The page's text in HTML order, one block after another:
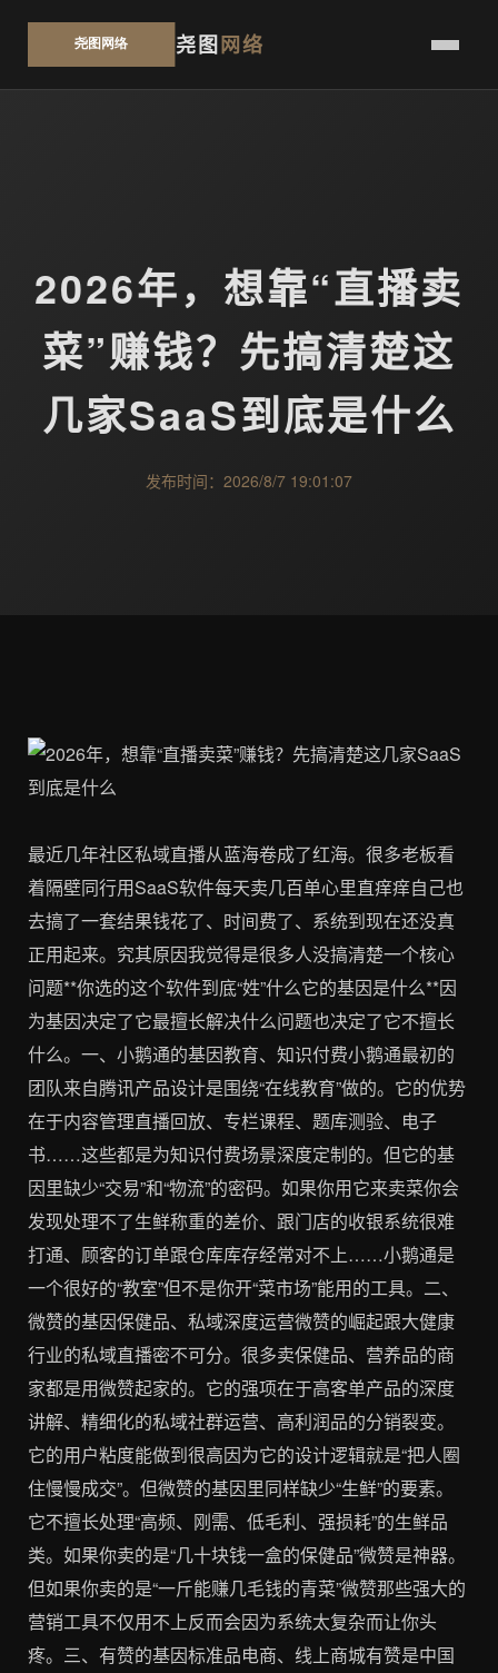
尧图网络
2026年，想靠“直播卖
菜”赚钱？先搞清楚这
几家SaaS到底是什么
发布时间：2026/8/7 19:01:07
最近几年社区私域直播从蓝海卷成了红海。很多老板看
着隔壁同行用SaaS软件每天卖几百单心里直痒痒自己也
去搞了一套结果钱花了、时间费了、系统到现在还没真
正用起来。究其原因我觉得是很多人没搞清楚一个核心
问题**你选的这个软件到底“姓”什么它的基因是什么**因
为基因决定了它最擅长解决什么问题也决定了它不擅长
什么。一、小鹅通的基因教育、知识付费小鹅通最初的
团队来自腾讯产品设计是围绕“在线教育”做的。它的优势
在于内容管理直播回放、专栏课程、题库测验、电子
书……这些都是为知识付费场景深度定制的。但它的基
因里缺少“交易”和“物流”的密码。如果你用它来卖菜你会
发现处理不了生鲜称重的差价、跟门店的收银系统很难
打通、顾客的订单跟仓库库存经常对不上……小鹅通是
一个很好的“教室”但不是你开“菜市场”能用的工具。二、
微赞的基因保健品、私域深度运营微赞的崛起跟大健康
行业的私域直播密不可分。很多卖保健品、营养品的商
家都是用微赞起家的。它的强项在于高客单产品的深度
讲解、精细化的私域社群运营、高利润品的分销裂变。
它的用户粘度能做到很高因为它的设计逻辑就是“把人圈
住慢慢成交”。但微赞的基因里同样缺少“生鲜”的要素。
它不擅长处理“高频、刚需、低毛利、强损耗”的生鲜品
类。如果你卖的是“几十块钱一盒的保健品”微赞是神器。
但如果你卖的是“一斤能赚几毛钱的青菜”微赞那些强大的
营销工具不仅用不上反而会因为系统太复杂而让你头
疼。三、有赞的基因标准品电商、线上商城有赞是中国